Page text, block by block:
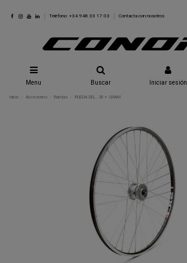
Teléfono: +34 948 33 17 03 Contacta con nosotros
Menu Buscar Iniciar sesión
Inicio Accesorios Ruedas RUEDA DEL. 28 + SRAM